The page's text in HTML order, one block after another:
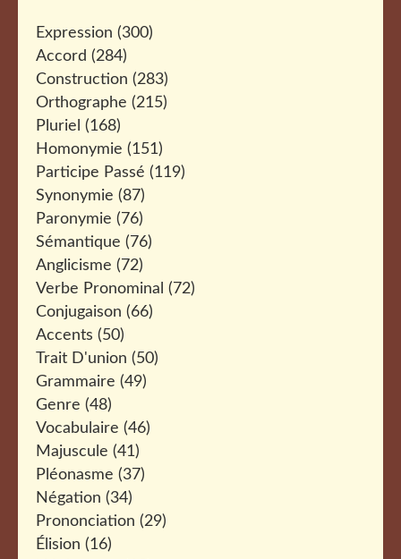
Expression (300)
Accord (284)
Construction (283)
Orthographe (215)
Pluriel (168)
Homonymie (151)
Participe Passé (119)
Synonymie (87)
Paronymie (76)
Sémantique (76)
Anglicisme (72)
Verbe Pronominal (72)
Conjugaison (66)
Accents (50)
Trait D'union (50)
Grammaire (49)
Genre (48)
Vocabulaire (46)
Majuscule (41)
Pléonasme (37)
Négation (34)
Prononciation (29)
Élision (16)